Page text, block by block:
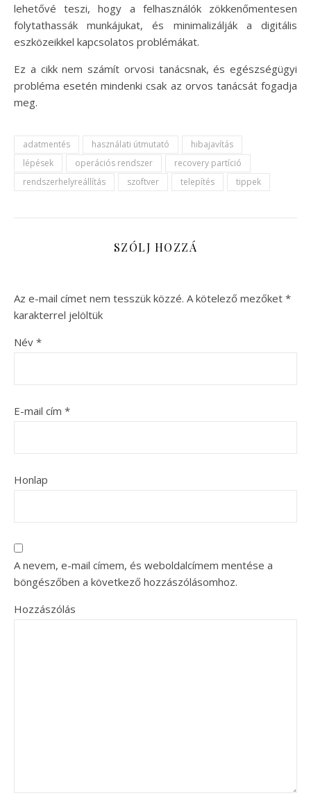
lehetővé teszi, hogy a felhasználók zökkenőmentesen
folytathassák munkájukat, és minimalizálják a digitális
eszközeikkel kapcsolatos problémákat.
Ez a cikk nem számít orvosi tanácsnak, és egészségügyi
probléma esetén mindenki csak az orvos tanácsát fogadja
meg.
adatmentés használati útmutató
hibajavítás
lépések
operációs rendszer
recovery partíció
rendszerhelyreállítás
szoftver telepítés tippek
SZÓLJ HOZZÁ
Az e-mail címet nem tesszük közzé. A kötelező mezőket *
karakterrel jelöltük
Név *
E-mail cím *
Honlap
A nevem, e-mail címem, és weboldalcímem mentése a
böngészőben a következő hozzászólásomhoz.
Hozzászólás